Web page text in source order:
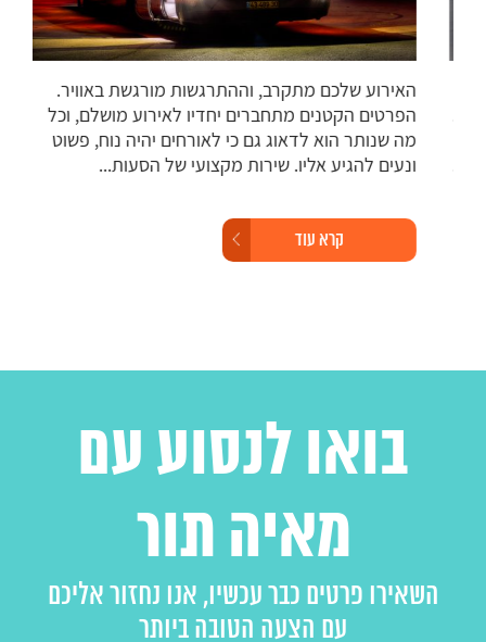
האירוע שלכם מתקרב, וההתרגשות מורגשת באוויר.
הפרטים הקטנים מתחברים יחדיו לאירוע מושלם, וכל
מה שנותר הוא לדאוג גם כי לאורחים יהיה נוח, פשוט
ונעים להגיע אליו. שירות מקצועי של הסעות...
קרא עוד
בואו לנסוע עם
מאיה תור
השאירו פרטים כבר עכשיו, אנו נחזור אליכם
עם הצעה הטובה ביותר